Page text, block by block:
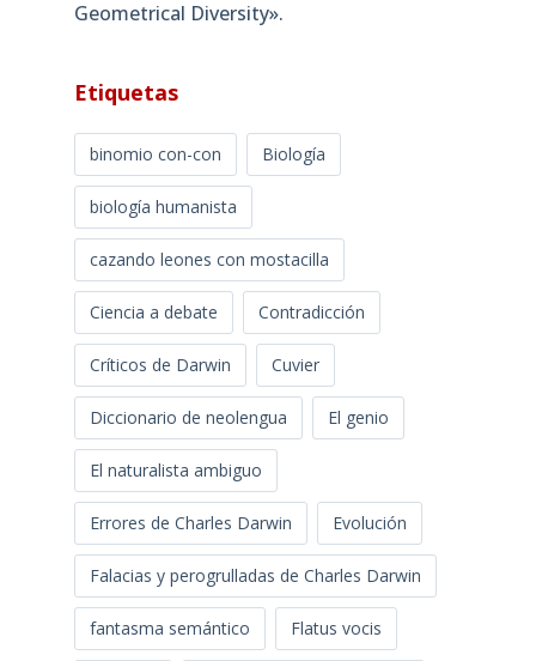
Geometrical Diversity»​.
Etiquetas
binomio con-con Biología
biología humanista
cazando leones con mostacilla
Ciencia a debate Contradicción
Críticos de Darwin Cuvier
Diccionario de neolengua El genio
El naturalista ambiguo
Errores de Charles Darwin Evolución
Falacias y perogrulladas de Charles Darwin
fantasma semántico Flatus vocis